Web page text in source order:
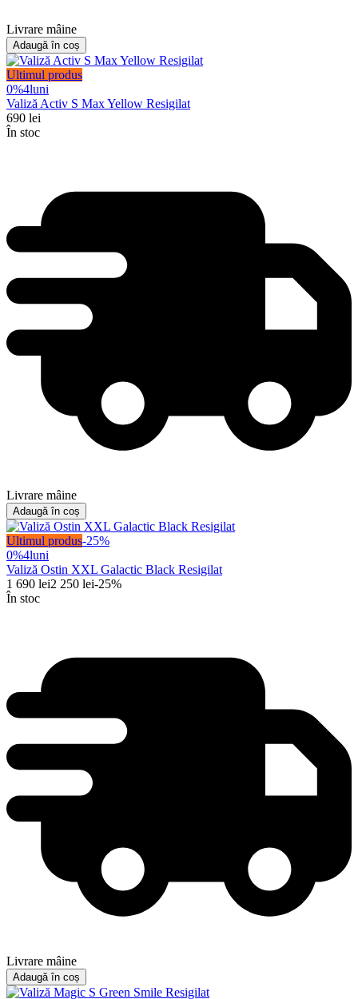
Livrare mâine
Adaugă în coș
Ultimul produs
0%4luni
Valiză Activ S Max Yellow Resigilat
690 lei
În stoc
Livrare mâine
Adaugă în coș
Ultimul produs-25%
0%4luni
Valiză Ostin XXL Galactic Black Resigilat
1 690 lei2 250 lei-25%
În stoc
Livrare mâine
Adaugă în coș